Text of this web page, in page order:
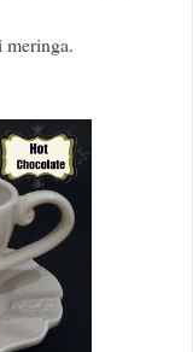
meringa.